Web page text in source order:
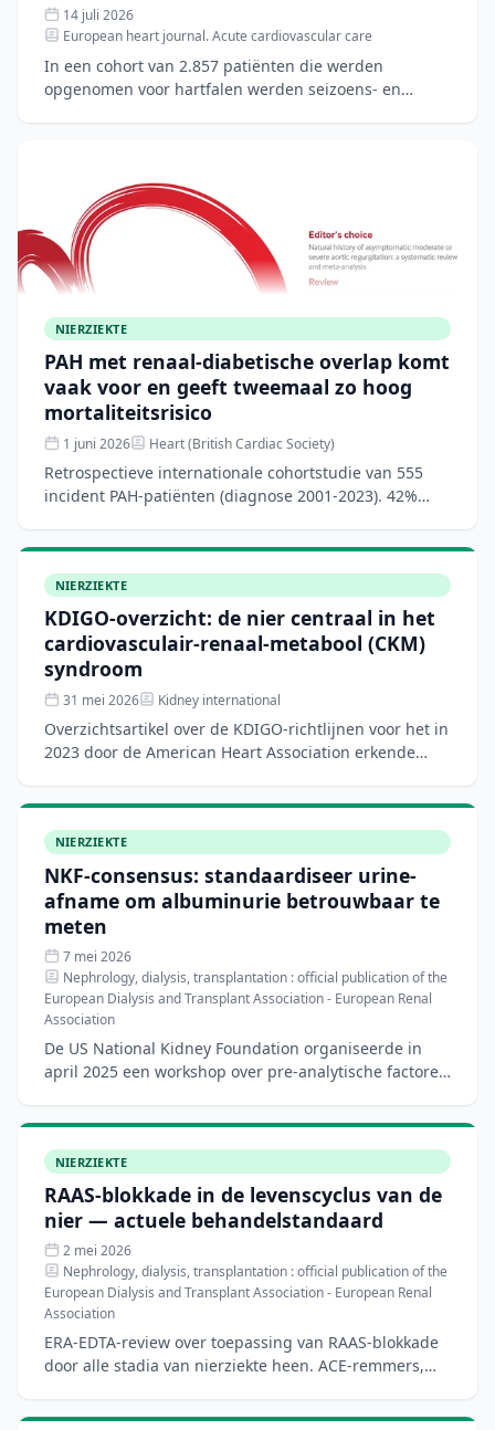
14 juli 2026
European heart journal. Acute cardiovascular care
In een cohort van 2.857 patiënten die werden
opgenomen voor hartfalen werden seizoens- en
NIERZIEKTE
PAH met renaal-diabetische overlap komt
vaak voor en geeft tweemaal zo hoog
mortaliteitsrisico
1 juni 2026 Heart (British Cardiac Society)
Retrospectieve internationale cohortstudie van 555
incident PAH-patiënten (diagnose 2001-2023). 42%
(renaal-dia
NIERZIEKTE
KDIGO-overzicht: de nier centraal in het
cardiovasculair-renaal-metabool (CKM)
syndroom
31 mei 2026 Kidney international
Overzichtsartikel over de KDIGO-richtlijnen voor het in
2023 door de American Heart Association erkende
de inni
NIERZIEKTE
NKF-consensus: standaardiseer urine-
afname om albuminurie betrouwbaar te
meten
7 mei 2026
Nephrology, dialysis, transplantation : official publication of the
European Dialysis and Transplant Association - European Renal
Association
De US National Kidney Foundation organiseerde in
april 2025 een workshop over pre-analytische factoren
in
NIERZIEKTE
RAAS-blokkade in de levenscyclus van de
nier — actuele behandelstandaard
2 mei 2026
Nephrology, dialysis, transplantation : official publication of the
European Dialysis and Transplant Association - European Renal
Association
ERA-EDTA-review over toepassing van RAAS-blokkade
door alle stadia van nierziekte heen. ACE-remmers,
mineralocorticoïdreceptora